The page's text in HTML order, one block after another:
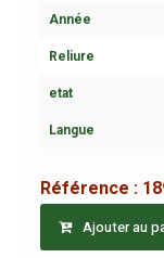
Année
Reliure
etat
Langue
Référence :
Ajouter au